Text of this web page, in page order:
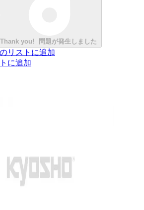
Thank you! 問題が発生しました
リストに追加
に追加